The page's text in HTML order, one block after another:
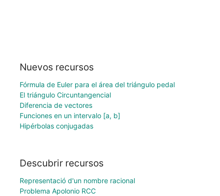
Nuevos recursos
Fórmula de Euler para el área del triángulo pedal
El triángulo Circuntangencial
Diferencia de vectores
Funciones en un intervalo [a, b]
Hipérbolas conjugadas
Descubrir recursos
Representació d'un nombre racional
Problema Apolonio RCC